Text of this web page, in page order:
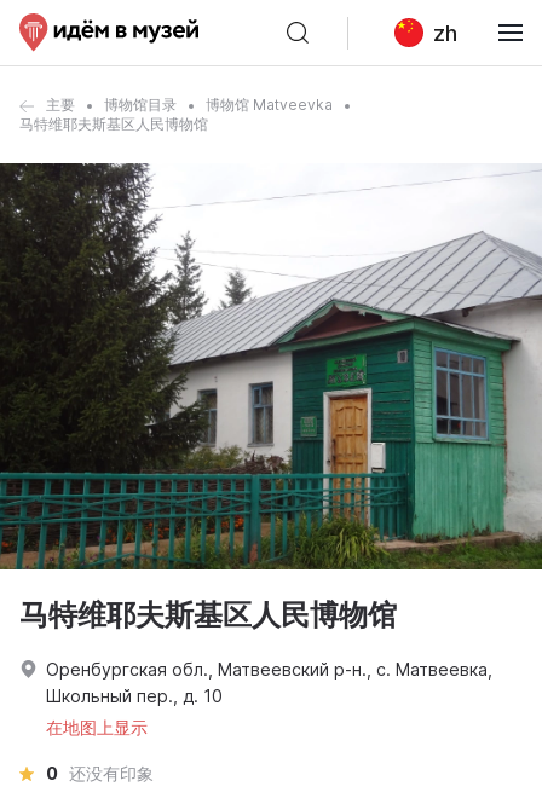
zh
主要 博物馆目录
博物馆 Matveevka
马特维耶夫斯基区人民博物馆
马特维耶夫斯基区人民博物馆
Оренбургская обл., Матвеевский р-н., с. Матвеевка,
Школьный пер., д. 10
在地图上显示
0 还没有印象